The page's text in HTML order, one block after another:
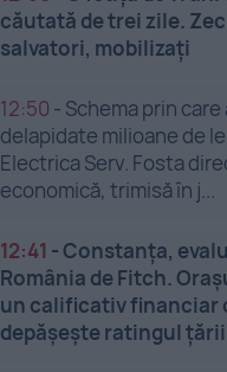
căutată de trei zile.
salvatori, mobilizați
12:50 - Schema prin
delapidate milioane de
Electrica Serv. Fosta
economică, trimisă în j...
12:41 -Constanța,
România de Fitch.
un calificativ financiar
depășește ratingul țării